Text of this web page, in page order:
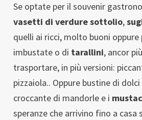
Se optate per il souvenir
vasetti di verdure sottolio,
quelli ai ricci, molto buoni oppure
imbustate o di tarallini, ancor
trasportare, in più versioni:
pizzaiola.. Oppure bustine di
croccante di mandorle e i
speranze che arrivino fino a casa